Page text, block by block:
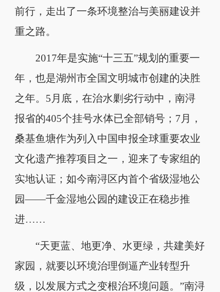
前行，走出了一条环境整治与美丽建设并
重之路。
2017年是实施“十三五”规划的重要一
年，也是湖州市全国文明城市创建的决胜
之年。5月底，在治水剿劣行动中，南浔
报省的405个挂号水体已全部销号；7月，
桑基鱼塘作为列入中国申报全球重要农业
文化遗产推荐项目之一，迎来了专家组的
实地认证；如今南浔区内首个省级湿地公
园——千金湿地公园的建设正在稳步推
进……
“天更蓝、地更净、水更绿，共建美好
家园，就要以环境治理倒逼产业转型升
级，以发展方式之变根治环境问题。”南浔